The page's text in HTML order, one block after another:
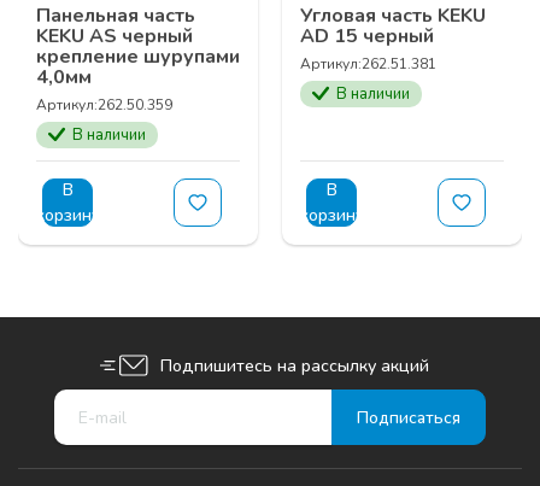
Панельная часть
KEKU АS черный
крепление шурупами
4,0мм
Артикул:262.50.359
В наличии
В
корзину
Угловая часть KEKU
АD 15 черный
Артикул:262.51.381
В наличии
В
корзину
Подпишитесь на рассылку акций